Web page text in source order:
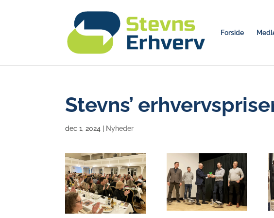
Forside
Stevns’
dec 1, 2024 Nyheder